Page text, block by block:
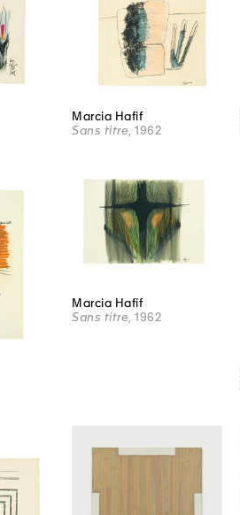
Marcia Hafif
Sans titre , 1962
Marcia Hafif
Sans titre, 1962